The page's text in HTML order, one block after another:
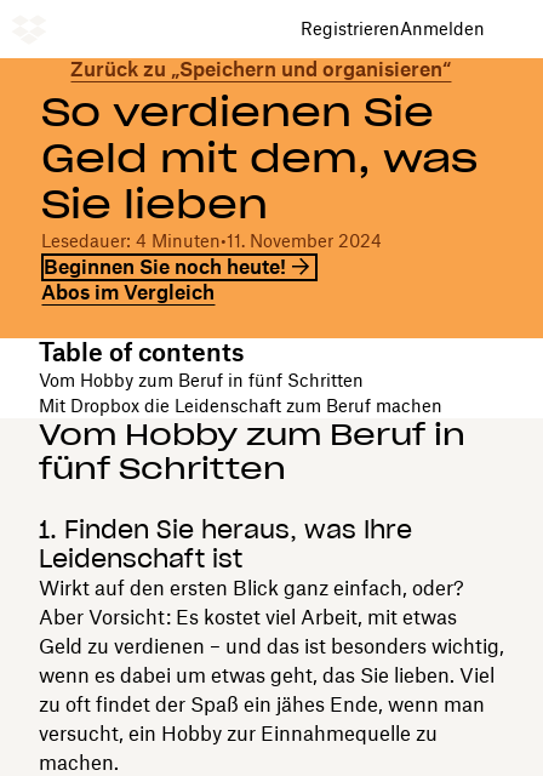
RegistrierenAnmelden
Zurück zu „Speichern und organisieren“
So verdienen Sie
Geld mit dem, was
Sie lieben
Lesedauer: 4 Minuten•11. November 2024
Beginnen Sie noch heute!
Abos im Vergleich
Table of contents
Vom Hobby zum Beruf in fünf Schritten
Mit Dropbox die Leidenschaft zum Beruf machen
Vom Hobby zum Beruf in
fünf Schritten
1. Finden Sie heraus, was Ihre
Leidenschaft ist
Wirkt auf den ersten Blick ganz einfach, oder?
Aber Vorsicht: Es kostet viel Arbeit, mit etwas
Geld zu verdienen – und das ist besonders wichtig,
wenn es dabei um etwas geht, das Sie lieben. Viel
zu oft findet der Spaß ein jähes Ende, wenn man
versucht, ein Hobby zur Einnahmequelle zu
machen.